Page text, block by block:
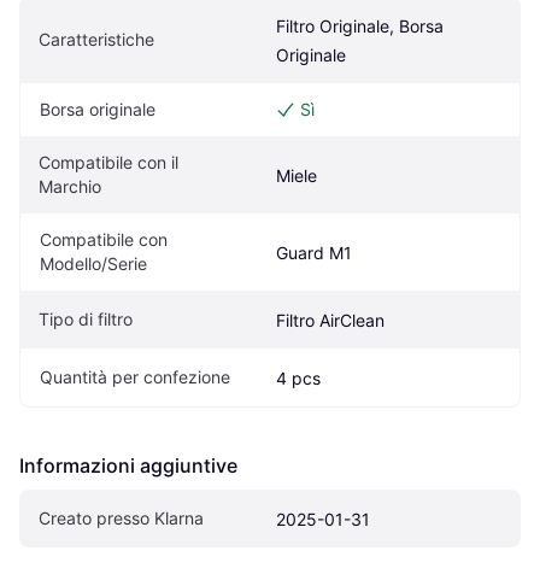
Caratteristiche
Filtro Originale, Borsa
Originale
Borsa originale Sì
Compatibile con il
Marchio
Miele
Compatibile con
Modello/Serie
Guard M1
Tipo di filtro Filtro AirClean
Quantità per confezione 4 pcs
Informazioni aggiuntive
Creato presso Klarna 2025-01-31